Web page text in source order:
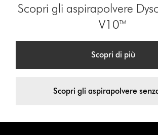
Scopri gli aspirapolvere
V10™
Scopri di più
Scopri gli aspirapolvere